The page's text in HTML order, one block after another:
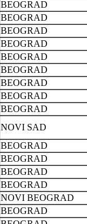
BEOGRAD
BEOGRAD
BEOGRAD
BEOGRAD
BEOGRAD
BEOGRAD
BEOGRAD
BEOGRAD
BEOGRAD
NOVI SAD
BEOGRAD
BEOGRAD
BEOGRAD
BEOGRAD
NOVI BEOGRAD
BEOGRAD